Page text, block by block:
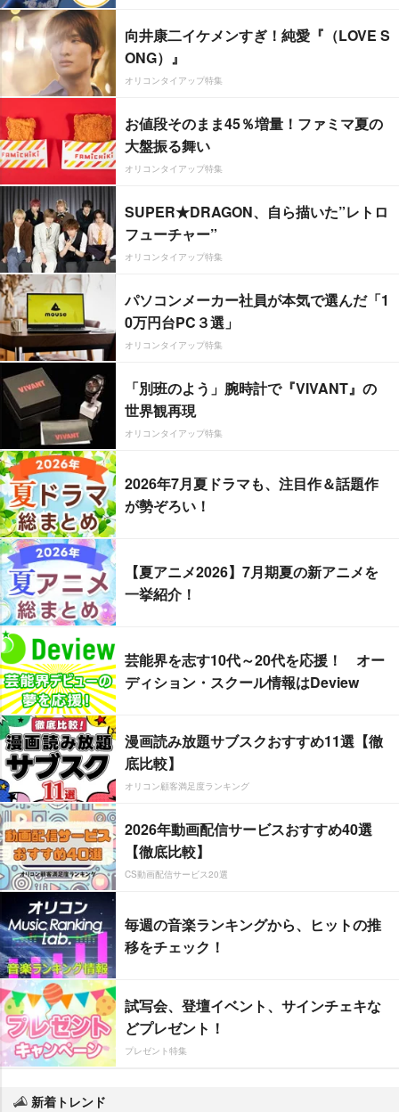
向井康二イケメンすぎ！純愛『（LOVE S
ONG）』
オリコンタイアップ特集
お値段そのまま45％増量！ファミマ夏の
大盤振る舞い
オリコンタイアップ特集
SUPER★DRAGON、自ら描いた”レトロ
フューチャー”
オリコンタイアップ特集
パソコンメーカー社員が本気で選んだ「1
0万円台PC３選」
オリコンタイアップ特集
「別班のよう」腕時計で『VIVANT』の
世界観再現
オリコンタイアップ特集
2026年7月夏ドラマも、注目作＆話題作
が勢ぞろい！
【夏アニメ2026】7月期夏の新アニメを
一挙紹介！
芸能界を志す10代～20代を応援！ オー
ディション・スクール情報はDeview
漫画読み放題サブスクおすすめ11選【徹
底比較】
オリコン顧客満足度ランキング
2026年動画配信サービスおすすめ40選
【徹底比較】
CS動画配信サービス20選
毎週の音楽ランキングから、ヒットの推
移をチェック！
試写会、登壇イベント、サインチェキな
どプレゼント！
プレゼント特集
新着トレンド